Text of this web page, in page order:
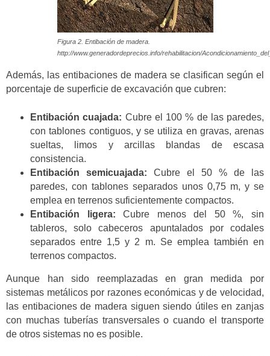
Figura 2. Entibación de madera.
http://www.generadordeprecios.info/rehabilitacion/
Además, las entibaciones de madera se clasifican según el
porcentaje de superficie de excavación que cubren:
Entibación cuajada: Cubre el 100 % de las paredes,
con tablones contiguos, y se utiliza en gravas, arenas
sueltas, limos y arcillas blandas de escasa
consistencia.
Entibación semicuajada: Cubre el 50 % de las
paredes, con tablones separados unos 0,75 m, y se
emplea en terrenos suficientemente compactos.
Entibación ligera: Cubre menos del 50 %, sin
tableros, solo cabeceros apuntalados por codales
separados entre 1,5 y 2 m. Se emplea también en
terrenos compactos.
Aunque han sido reemplazadas en gran medida por
sistemas metálicos por razones económicas y de velocidad,
las entibaciones de madera siguen siendo útiles en zanjas
con muchas tuberías transversales o cuando el transporte
de otros sistemas no es posible.